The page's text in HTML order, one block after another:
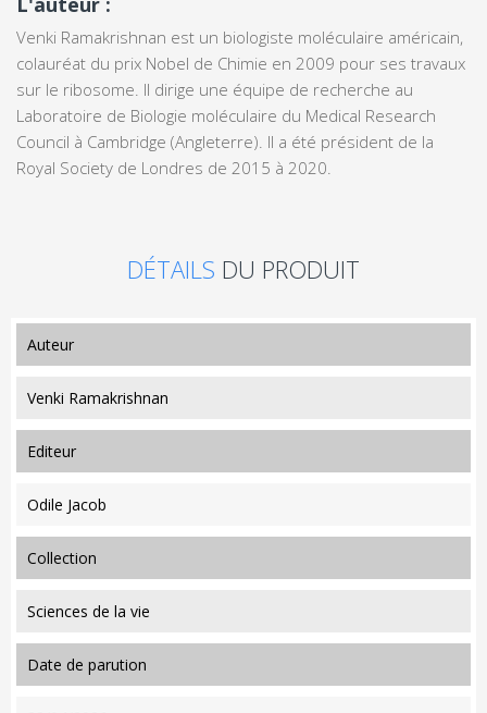
Venki Ramakrishnan est un biologiste moléculaire américain,
colauréat du prix Nobel de Chimie en 2009 pour ses travaux
sur le ribosome. Il dirige une équipe de recherche au
Laboratoire de Biologie moléculaire du Medical Research
Council à Cambridge (Angleterre). Il a été président de la
Royal Society de Londres de 2015 à 2020.
DÉTAILS DU PRODUIT
auteur
Venki Ramakrishnan
editeur
Odile Jacob
collection
Sciences de la vie
date de parution